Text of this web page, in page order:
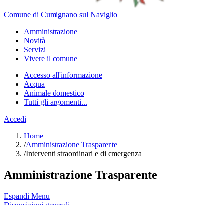
Comune di Cumignano sul Naviglio
Amministrazione
Novità
Servizi
Vivere il comune
Accesso all'informazione
Acqua
Animale domestico
Tutti gli argomenti...
Accedi
Home
/Amministrazione Trasparente
/Interventi straordinari e di emergenza
Amministrazione Trasparente
Espandi Menu